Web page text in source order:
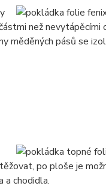
než nevytápěcími
měděných pásů se
po ploše je
a chodidla.